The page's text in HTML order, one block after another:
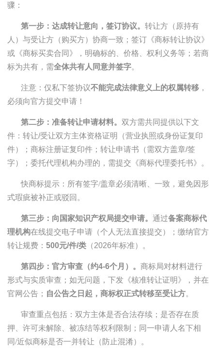
骤：
第一步：达成转让意向，签订协议。 转让方（原持有
人）与受让方（购买方）协商一致；签订《商标转让协议》
或《商标买卖合同》，明确标的、价格、权利义务等；若商
标为共有，需全体共有人同意并签字。
注意：仅私下签协议不能完成法律意义上的权属转移 ，
必须向官方提交申请！
第二步：准备转让申请材料。 双方需共同提供以下文
件：转让/受让双方主体资格证明（营业执照或身份证复印
件）；商标注册证复印件；转让申请书（需双方盖章/签
字）；委托代理机构办理的，需提交《商标代理委托书》。
快商标提示：所有签字/盖章必须清晰、一致，避免因形
式瑕疵被补正或驳回。
第三步：向国家知识产权局提交申请。 通过备案商标代
理机构在线提交电子申请（个人无法直接提交）；缴纳官方
转让规费： 500元/件/类 （2026年标准）。
第四步：官方审查（约4-6个月）。 商标局对材料进行
形式与实质审查；如无问题，下发《核准转让证明》，并在
官网公告； 自公告之日起，商标权正式转移至受让方。
审查重点包括：双方主体是否合法存续；是否存在质
押、许可未解除、被冻结等权利限制；同一申请人名下相
同/近似商标是否一并转让（防止混淆）。